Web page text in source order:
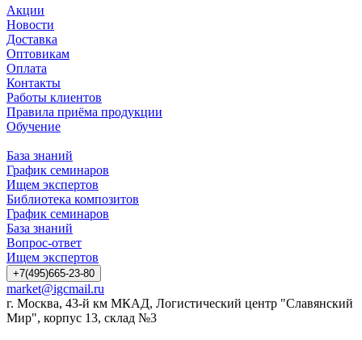
Акции
Новости
Доставка
Оптовикам
Оплата
Контакты
Работы клиентов
Правила приёма продукции
Обучение
База знаний
График семинаров
Ищем экспертов
Библиотека композитов
График семинаров
База знаний
Вопрос-ответ
Ищем экспертов
+7(495)665-23-80
market@igcmail.ru
г. Москва, 43-й км МКАД, Логистический центр "Славянский
Мир", корпус 13, склад №3